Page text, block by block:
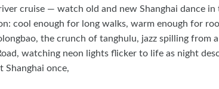
cruise — watch old and new Shanghai dance
cool enough for long walks, warm enough for
the crunch of tanghulu, jazz spilling from
watching neon lights flicker to life as night
Shanghai once,